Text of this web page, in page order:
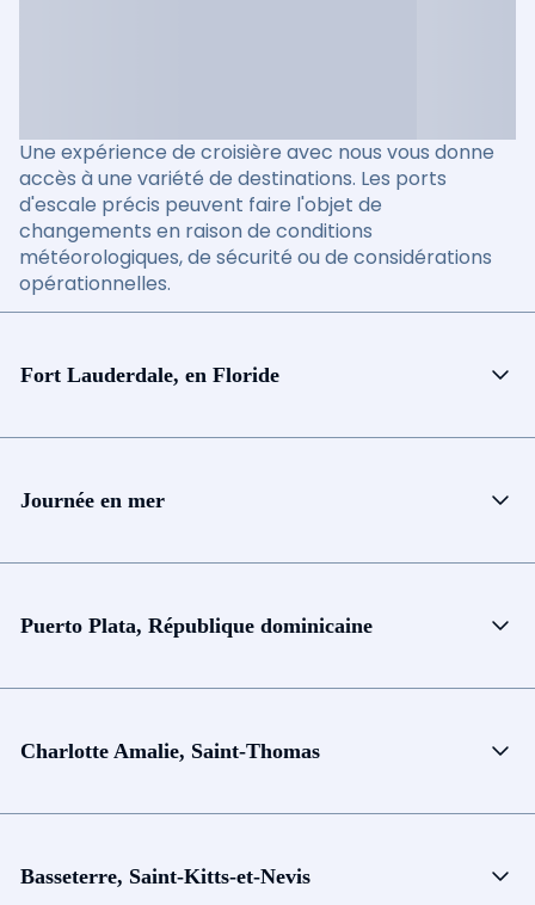
Une expérience de croisière avec nous vous donne
accès à une variété de destinations. Les ports
d'escale précis peuvent faire l'objet de
changements en raison de conditions
météorologiques, de sécurité ou de considérations
opérationnelles.
Fort Lauderdale, en Floride
Journée en mer
Puerto Plata, République dominicaine
Charlotte Amalie, Saint-Thomas
Basseterre, Saint-Kitts-et-Nevis